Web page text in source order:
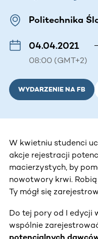
Politechnika
04.04.2021
08:00 (GMT+2)
–
WYDARZENIE NA FB
W kwietniu studenci
akcje rejestracji
macierzystych, by
nowotwory krwi.
Ty mógł się
Do tej pory od I edycji
wspólnie
potencjalnych